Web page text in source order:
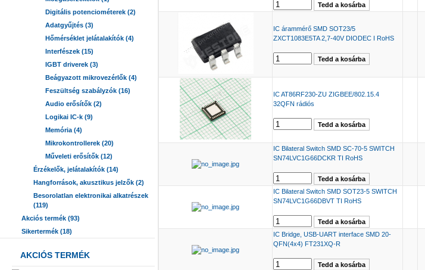
Digitális potenciométerek (2)
Adatgyűjtés (3)
Hőmérséklet jelátalakítók (4)
Interfészek (15)
IGBT driverek (3)
Beágyazott mikrovezérlők (4)
Feszültség szabályzók (16)
Audio erősítők (2)
Logikai IC-k (9)
Memória (4)
Mikrokontrollerek (20)
Műveleti erősítők (12)
Érzékelők, jelátalakítók (14)
Hangforrások, akusztikus jelzők (2)
Besorolatlan elektronikai alkatrészek
(119)
Akciós termék (93)
Sikertermék (18)
AKCIÓS TERMÉK
IC árammérő SMD SOT23/5
ZXCT1083E5TA 2,7-40V DIODEC I RoHS
IC AT86RF230-ZU ZIGBEE/802.15.4
32QFN rádiós
IC Bilateral Switch SMD SC-70-5 SWITCH
SN74LVC1G66DCKR TI RoHS
IC Bilateral Switch SMD SOT23-5 SWITCH
SN74LVC1G66DBVT TI RoHS
IC Bridge, USB-UART interface SMD 20-
QFN(4x4) FT231XQ-R